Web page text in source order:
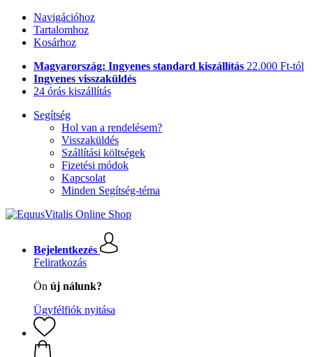
Navigációhoz
Tartalomhoz
Kosárhoz
Magyarország: Ingyenes standard kiszállítás 22.000 Ft-tól
Ingyenes visszaküldés
24 órás kiszállítás
Segítség
Hol van a rendelésem?
Visszaküldés
Szállítási költségek
Fizetési módok
Kapcsolat
Minden Segítség-téma
Bejelentkezés
Feliratkozás
Ön új nálunk?
Ügyfélfiók nyitása